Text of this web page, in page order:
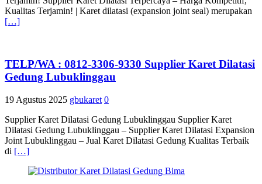
Kualitas Terjamin! | Karet dilatasi (expansion joint seal) merupakan
[…]
TELP/WA : 0812-3306-9330 Supplier Karet Dilatasi
Gedung Lubuklinggau
19 Agustus 2025 gbukaret 0
Supplier Karet Dilatasi Gedung Lubuklinggau Supplier Karet
Dilatasi Gedung Lubuklinggau – Supplier Karet Dilatasi Expansion
Joint Lubuklinggau – Jual Karet Dilatasi Gedung Kualitas Terbaik
di […]